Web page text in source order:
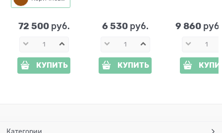
72 500 руб.
КУПИТЬ
6 530 руб.
КУПИТЬ
9 860
Категории